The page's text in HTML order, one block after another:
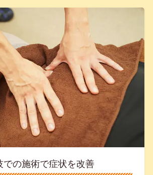
での施術で症状を改善